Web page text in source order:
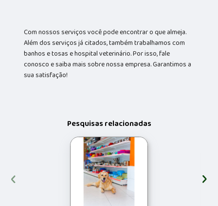
Com nossos serviços você pode encontrar o que almeja.
Além dos serviços já citados, também trabalhamos com
banhos e tosas e hospital veterinário. Por isso, fale
conosco e saiba mais sobre nossa empresa. Garantimos a
sua satisfação!
Pesquisas relacionadas
‹ ›